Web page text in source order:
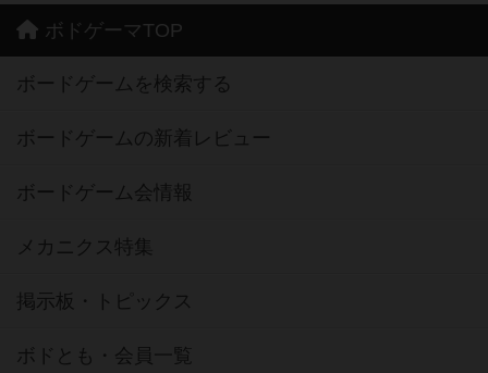
ボドゲーマTOP
ボードゲームを検索する
ボードゲームの新着レビュー
ボードゲーム会情報
メカニクス特集
掲示板・トピックス
ボドとも・会員一覧